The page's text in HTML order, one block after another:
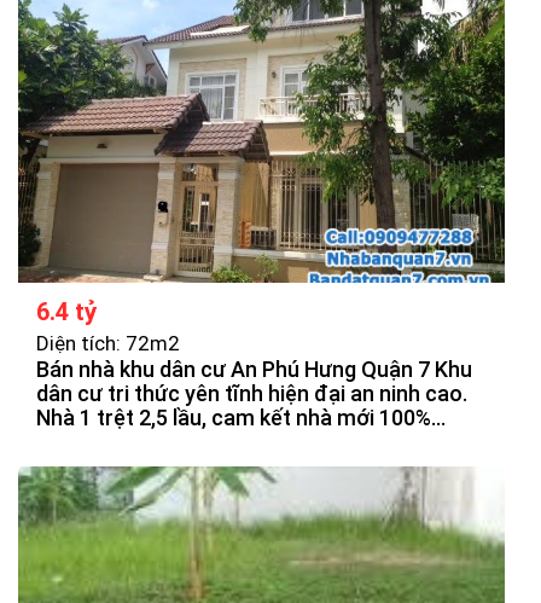
6.4 tỷ
Diện tích: 72m2
Bán nhà khu dân cư An Phú Hưng Quận 7 Khu
dân cư tri thức yên tĩnh hiện đại an ninh cao.
Nhà 1 trệt 2,5 lầu, cam kết nhà mới 100%
chắn. Các phòng được bố trí hợp lý.